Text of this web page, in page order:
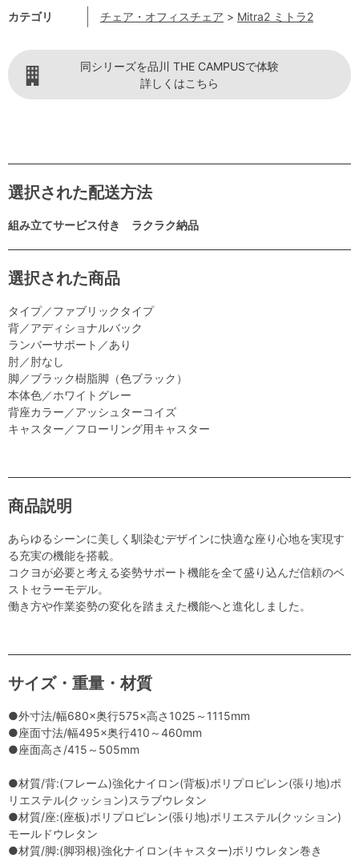
カテゴリ チェア・オフィスチェア > Mitra2 ミトラ2
同シリーズを品川 THE CAMPUSで体験
詳しくはこちら
選択された配送方法
組み立てサービス付き ラクラク納品
選択された商品
タイプ／ファブリックタイプ
背／アディショナルバック
ランバーサポート／あり
肘／肘なし
脚／ブラック樹脂脚（色ブラック）
本体色／ホワイトグレー
背座カラー／アッシュターコイズ
キャスター／フローリング用キャスター
商品説明
あらゆるシーンに美しく馴染むデザインに快適な座り心地を実現す
る充実の機能を搭載。
コクヨが必要と考える姿勢サポート機能を全て盛り込んだ信頼のベ
ストセラーモデル。
働き方や作業姿勢の変化を踏まえた機能へと進化しました。
サイズ・重量・材質
●外寸法/幅680×奥行575×高さ1025～1115mm
●座面寸法/幅495×奥行410～460mm
●座面高さ/415～505mm
●材質/背:(フレーム)強化ナイロン(背板)ポリプロピレン(張り地)ポ
リエステル(クッション)スラブウレタン
●材質/座:(座板)ポリプロピレン(張り地)ポリエステル(クッション)
モールドウレタン
●材質/脚:(脚羽根)強化ナイロン(キャスター)ポリウレタン巻き